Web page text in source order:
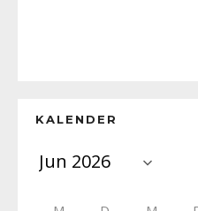
KALENDER